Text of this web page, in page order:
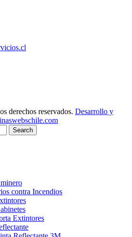
derechos reservados. Desarrollo y
Search
contra Incendios
Extintores